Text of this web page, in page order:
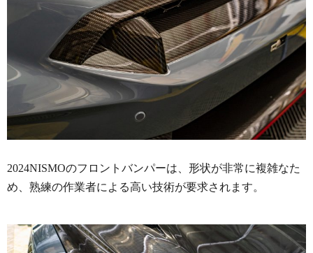
2024NISMOのフロントバンパーは、形状が非常に複雑なた
め、熟練の作業者による高い技術が要求されます。